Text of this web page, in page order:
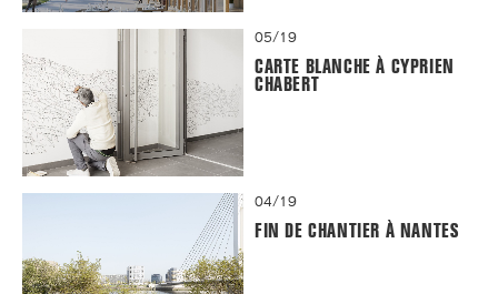
05/19
CARTE BLANCHE À CYPRIEN
CHABERT
04/19
FIN DE CHANTIER À NANTES